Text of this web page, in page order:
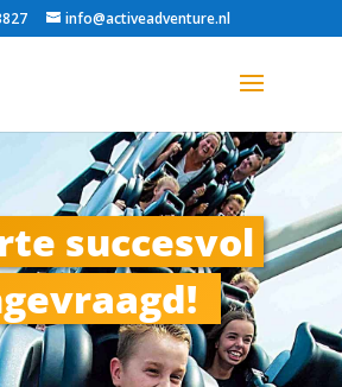
info@activeadventure.nl
succesvol